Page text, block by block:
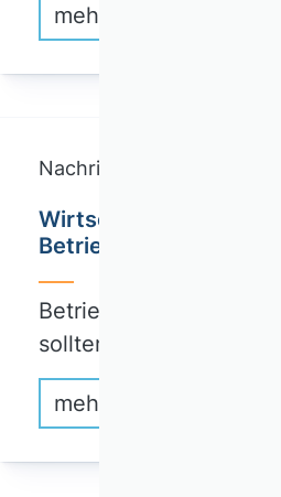
mehr erfahren
Nachrichten
Wirtschaftsweise
Betriebswirtinnen und
sollten…
mehr erfahren